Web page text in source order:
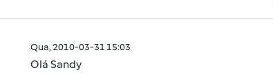
Qua, 2010-03-31 15:03
Olá Sandy